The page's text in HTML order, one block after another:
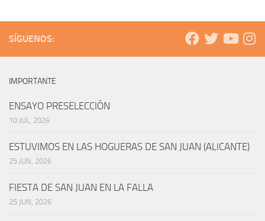
SÍGUENOS:
IMPORTANTE
ENSAYO PRESELECCIÓN
10 JUL, 2026
ESTUVIMOS EN LAS HOGUERAS DE SAN JUAN (ALICANTE)
25 JUN, 2026
FIESTA DE SAN JUAN EN LA FALLA
25 JUN, 2026